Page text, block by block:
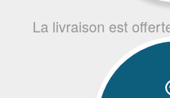
La livraison est